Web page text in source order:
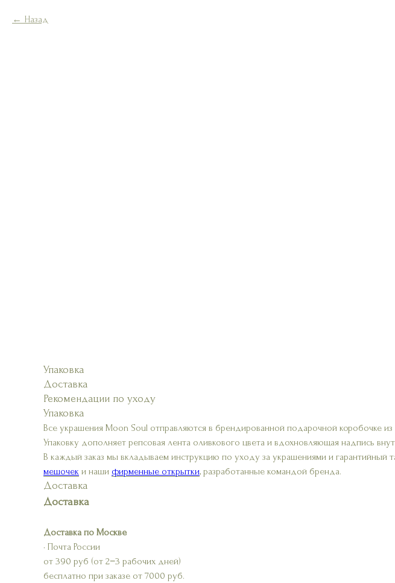
Назад
Упаковка
Доставка
Рекомендации по уходу
Упаковка
Все украшения Moon Soul отправляются в брендированной подарочной коробочке
Упаковку дополняет репсовая лента оливкового цвета и вдохновляющая надпись
В каждый заказ мы вкладываем инструкцию по уходу за украшениями и гарантийный
мешочек и наши фирменные открытки, разработанные командой бренда.
Доставка
Доставка
Доставка по Москве
• Почта России
от 390 руб (от 2−3 рабочих дней)
бесплатно при заказе от 7000 руб.